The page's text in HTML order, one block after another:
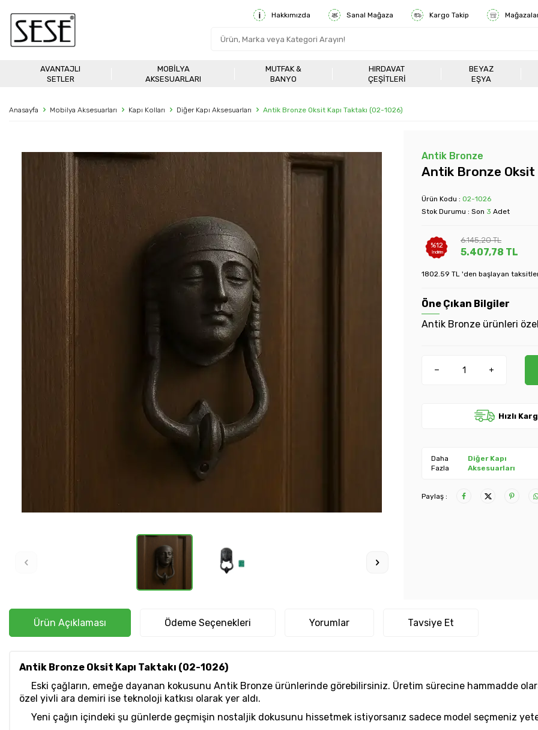
Hakkımızda Sanal Mağaza Kargo Takip
AVANTAJLI
SETLER
MOBILYA
AKSESUARLARI
MUTFAK &
BANYO
HIRDAVAT
ÇEŞITLERI
BEYAZ
EŞYA
Anasayfa Mobilya Aksesuarları Kapı Kolları Diğer Kapı Aksesuarları Antik Bronze Oksit Kapı Taktakı (02-1026)
Antik Bronze
Antik Bronze Oksit
Ürün Kodu : 02-1026
Stok Durumu : Son 3 Adet
%12
İndirim
6.145,20TL
5.407,78 TL
1802.59 TL 'den başlayan
Öne Çıkan Bilgiler
Antik Bronze ürünleri
Hızlı
Daha
Fazla
Diğer Kapı
Aksesuarları
Paylaş :
Ürün Açıklaması Ödeme Seçenekleri Yorumlar Tavsiye Et
Antik Bronze Oksit Kapı Taktakı (02-1026)
Eski çağların, emeğe dayanan kokusunu Antik Bronze ürünlerinde görebilirsiniz. Üretim sürecine hammadde
özel yivli ara demiri ise teknoloji katkısı olarak yer aldı.
Yeni çağın içindeki şu günlerde geçmişin nostaljik dokusunu hissetmek istiyorsanız sadece model seçmeniz